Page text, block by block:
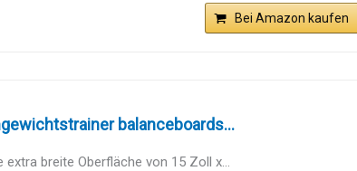
Bei Amazon kaufen
balanceboards...
breite Oberfläche von 15 Zoll x...